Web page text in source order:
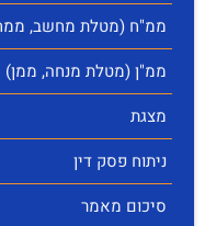
ממ"ח (מטלת מחשב, ממח)
ממ"ן (מטלת מנחה, ממן)
מצגת
ניתוח פסק דין
סיכום מאמר